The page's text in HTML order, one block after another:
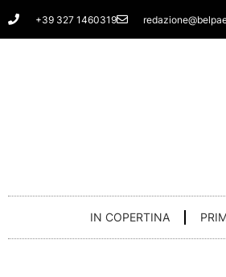
Vai
al
+39 327 1460319
IN COPERTINA